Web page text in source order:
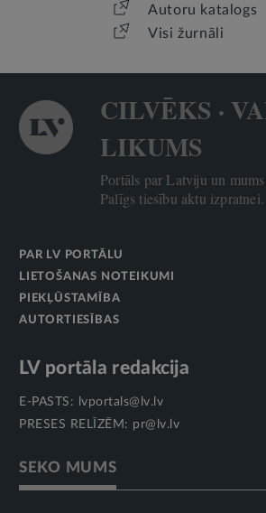
Autoru katalogs
Visi žurnāli
CILVĒKS ·
LIKUMS
Portāls par Latviju un
Palīgs tiesību aktu izpratnei.
PAR LV PORTĀLU
LIETOŠANAS NOTEIKUMI
PIEKĻŪSTAMĪBA
AUTORTIESĪBAS
LV portāla redakcija
E-PASTS:
lvportals@lv.lv
PRESES RELĪZĒM: pr@lv.lv
SEKO MUMS